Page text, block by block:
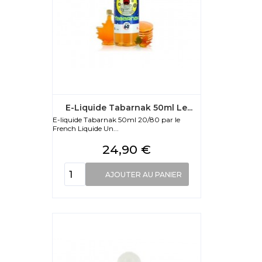
E-Liquide Tabarnak 50ml Le...
E-liquide Tabarnak 50ml 20/80 par le
French Liquide Un...
Prix
24,90 €
AJOUTER AU PANIER